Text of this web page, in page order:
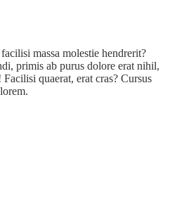
massa molestie hendrerit?
primis ab purus dolore erat nihil,
quaerat, erat cras? Cursus